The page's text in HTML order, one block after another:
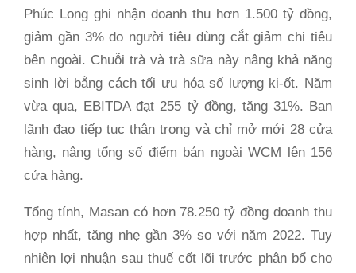
Phúc Long ghi nhận doanh thu hơn 1.500 tỷ đồng,
giảm gần 3% do người tiêu dùng cắt giảm chi tiêu
bên ngoài. Chuỗi trà và trà sữa này nâng khả năng
sinh lời bằng cách tối ưu hóa số lượng ki-ốt. Năm
vừa qua, EBITDA đạt 255 tỷ đồng, tăng 31%. Ban
lãnh đạo tiếp tục thận trọng và chỉ mở mới 28 cửa
hàng, nâng tổng số điểm bán ngoài WCM lên 156
cửa hàng.
Tổng tính, Masan có hơn 78.250 tỷ đồng doanh thu
hợp nhất, tăng nhẹ gần 3% so với năm 2022. Tuy
nhiên lợi nhuận sau thuế cốt lõi trước phân bổ cho